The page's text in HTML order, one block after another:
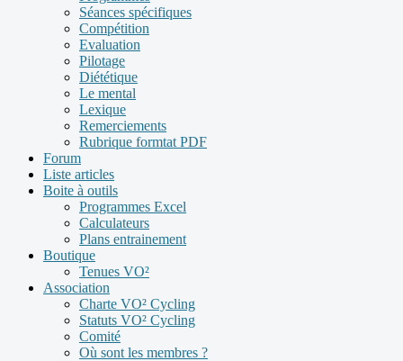
Séances spécifiques
Compétition
Evaluation
Pilotage
Diététique
Le mental
Lexique
Remerciements
Rubrique formtat PDF
Forum
Liste articles
Boite à outils
Programmes Excel
Calculateurs
Plans entrainement
Boutique
Tenues VO²
Association
Charte VO² Cycling
Statuts VO² Cycling
Comité
Où sont les membres ?